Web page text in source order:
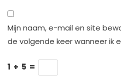
Mijn naam, e-mail en site
de volgende keer wanneer ik
1 + 5 =